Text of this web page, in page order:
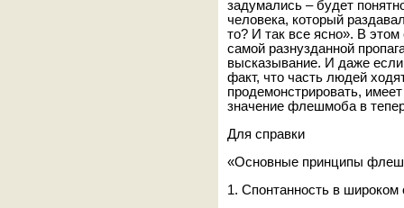
задумались – будет
человека, который
то? И так все ясно». В
самой разнузданной
высказывание. И даже если
факт, что часть людей
продемонстрировать,
значение флешмоба в
Для справки
«Основные принципы
1. Спонтанность в